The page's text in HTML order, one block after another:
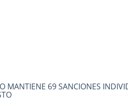
MANTIENE 69 SANCIONES